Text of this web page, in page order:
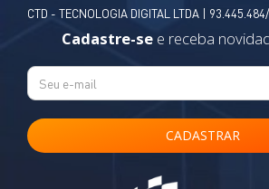
CTD - TECNOLOGIA DIGITAL LTDA |
Cadastre-see receba